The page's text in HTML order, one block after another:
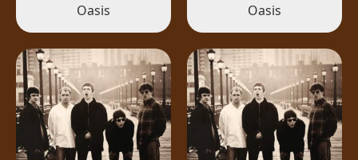
Oasis Oasis